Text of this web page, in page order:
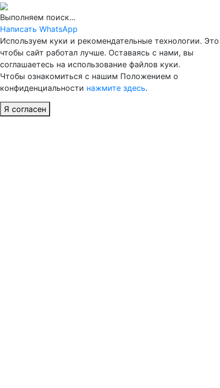
Выполняем поиск...
Написать WhatsApp
Используем куки и рекомендательные технологии. Это
чтобы сайт работал лучше. Оставаясь с нами, вы
соглашаетесь на использование файлов куки.
Чтобы ознакомиться с нашим Положением о
конфиденциальности нажмите здесь.
Я согласен